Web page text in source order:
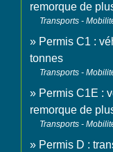
remorque de
Transports -
Permis C1 :
tonnes
Transports -
Permis C1E :
remorque de
Transports -
Permis D :